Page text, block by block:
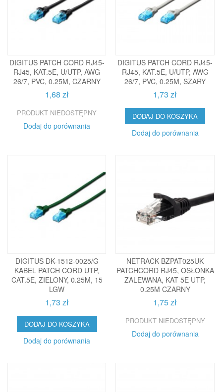
DIGITUS PATCH CORD RJ45-
RJ45, KAT.5E, U/UTP, AWG
26/7, PVC, 0.25M, CZARNY
1,68 zł
PRODUKT NIEDOSTĘPNY
Dodaj do porównania
DIGITUS PATCH CORD RJ45-
RJ45, KAT.5E, U/UTP, AWG
26/7, PVC, 0.25M, SZARY
1,73 zł
DODAJ DO KOSZYKA
Dodaj do porównania
DIGITUS DK-1512-0025/G
KABEL PATCH CORD UTP,
CAT.5E, ZIELONY, 0.25M, 15
LGW
1,73 zł
DODAJ DO KOSZYKA
Dodaj do porównania
NETRACK BZPAT025UK
PATCHCORD RJ45, OSŁONKA
ZALEWANA, KAT 5E UTP,
0.25M CZARNY
1,75 zł
PRODUKT NIEDOSTĘPNY
Dodaj do porównania